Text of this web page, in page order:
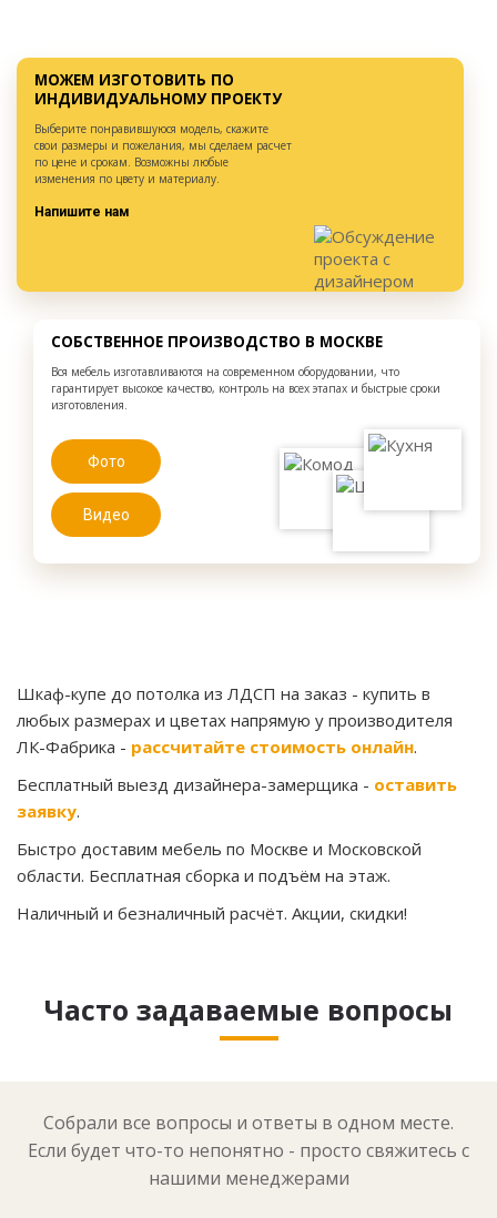
МОЖЕМ ИЗГОТОВИТЬ ПО
ИНДИВИДУАЛЬНОМУ ПРОЕКТУ
Выберите понравившуюся модель, скажите
свои размеры и пожелания, мы сделаем расчет
по цене и срокам. Возможны любые
изменения по цвету и материалу.
Напишите нам
СОБСТВЕННОЕ ПРОИЗВОДСТВО В МОСКВЕ
Вся мебель изготавливаются на современном оборудовании, что
гарантирует высокое качество, контроль на всех этапах и быстрые сроки
изготовления.
Фото
Видео
Шкаф-купе до потолка из ЛДСП на заказ - купить в
любых размерах и цветах напрямую у производителя
ЛК-Фабрика - рассчитайте стоимость онлайн.
Бесплатный выезд дизайнера-замерщика - оставить
заявку.
Быстро доставим мебель по Москве и Московской
области. Бесплатная сборка и подъём на этаж.
Наличный и безналичный расчёт. Акции, скидки!
Часто задаваемые вопросы
Собрали все вопросы и ответы в одном месте.
Если будет что-то непонятно - просто свяжитесь с
нашими менеджерами